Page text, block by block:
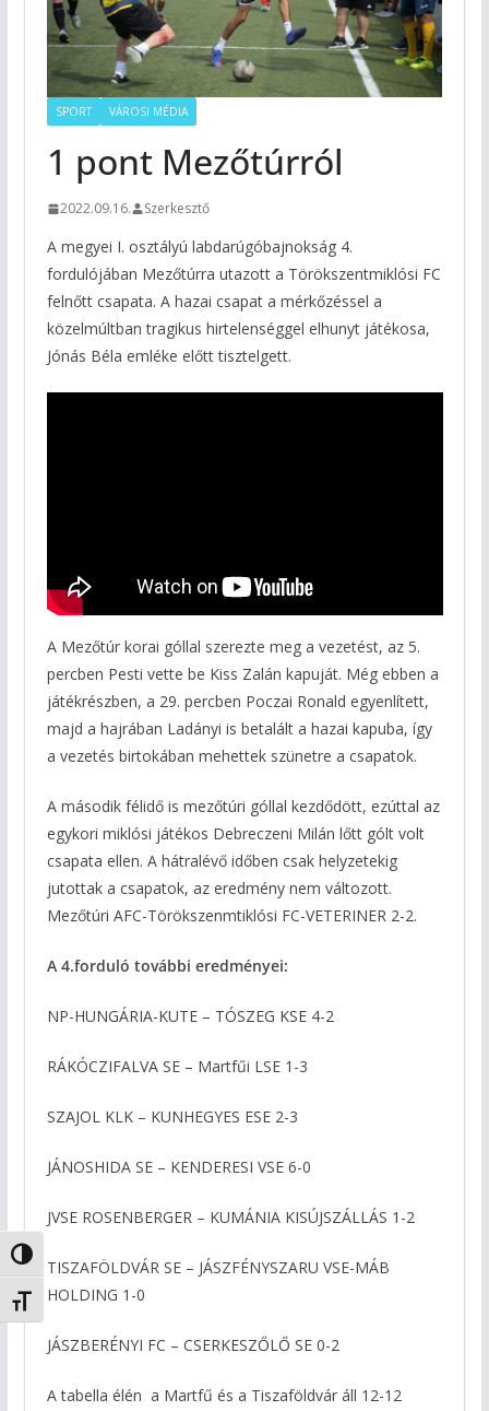
Nagy kontraszt váltása
Betűméret váltása
SPORT VÁROSI MÉDIA
1 pont Mezőtúrról
2022.09.16. Szerkesztő
A megyei I. osztályú labdarúgóbajnokság 4.
fordulójában Mezőtúrra utazott a Törökszentmiklósi FC
felnőtt csapata. A hazai csapat a mérkőzéssel a
közelmúltban tragikus hirtelenséggel elhunyt játékosa,
Jónás Béla emléke előtt tisztelgett.
A Mezőtúr korai góllal szerezte meg a vezetést, az 5.
percben Pesti vette be Kiss Zalán kapuját. Még ebben a
játékrészben, a 29. percben Poczai Ronald egyenlített,
majd a hajrában Ladányi is betalált a hazai kapuba, így
a vezetés birtokában mehettek szünetre a csapatok.
A második félidő is mezőtúri góllal kezdődött, ezúttal az
egykori miklósi játékos Debreczeni Milán lőtt gólt volt
csapata ellen. A hátralévő időben csak helyzetekig
jutottak a csapatok, az eredmény nem változott.
Mezőtúri AFC-Törökszenmtiklósi FC-VETERINER 2-2.
A 4.forduló további eredményei:
NP-HUNGÁRIA-KUTE – TÓSZEG KSE 4-2
RÁKÓCZIFALVA SE – Martfűi LSE 1-3
SZAJOL KLK – KUNHEGYES ESE 2-3
JÁNOSHIDA SE – KENDERESI VSE 6-0
JVSE ROSENBERGER – KUMÁNIA KISÚJSZÁLLÁS 1-2
TISZAFÖLDVÁR SE – JÁSZFÉNYSZARU VSE-MÁB
HOLDING 1-0
JÁSZBERÉNYI FC – CSERKESZŐLŐ SE 0-2
A tabella élén a Martfű és a Tiszaföldvár áll 12-12